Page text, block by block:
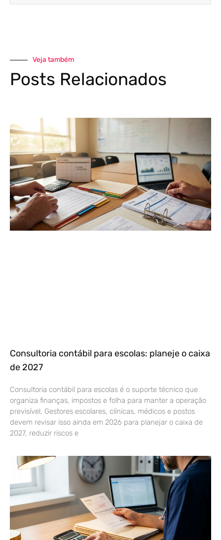
Veja também
Posts Relacionados
Consultoria contábil para escolas: planeje o caixa
de 2027
Consultoria contábil para escolas é o suporte técnico que
organiza finanças, impostos e folha para manter a operação
previsível. Gestores escolares, clínicas, médicos e postos
devem revisar isso ainda em 2026 para planejar o caixa de
2027, reduzir riscos e